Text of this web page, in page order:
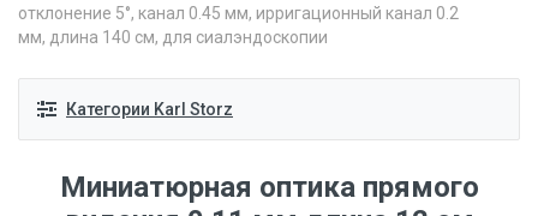
отклонение 5°, канал 0.45 мм, ирригационный канал 0.2
мм, длина 140 см, для сиалэндоскопии
Категории Karl Storz
Миниатюрная оптика прямого